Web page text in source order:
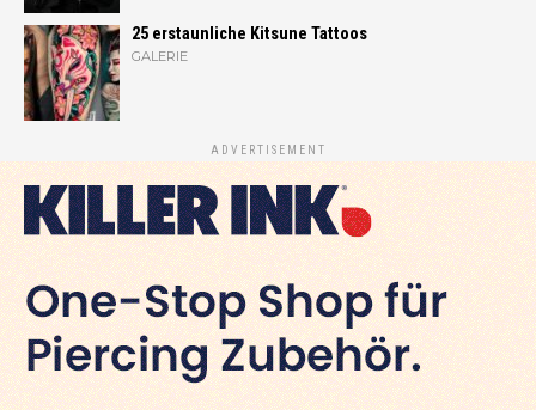
25 erstaunliche Kitsune Tattoos
GALERIE
ADVERTISEMENT